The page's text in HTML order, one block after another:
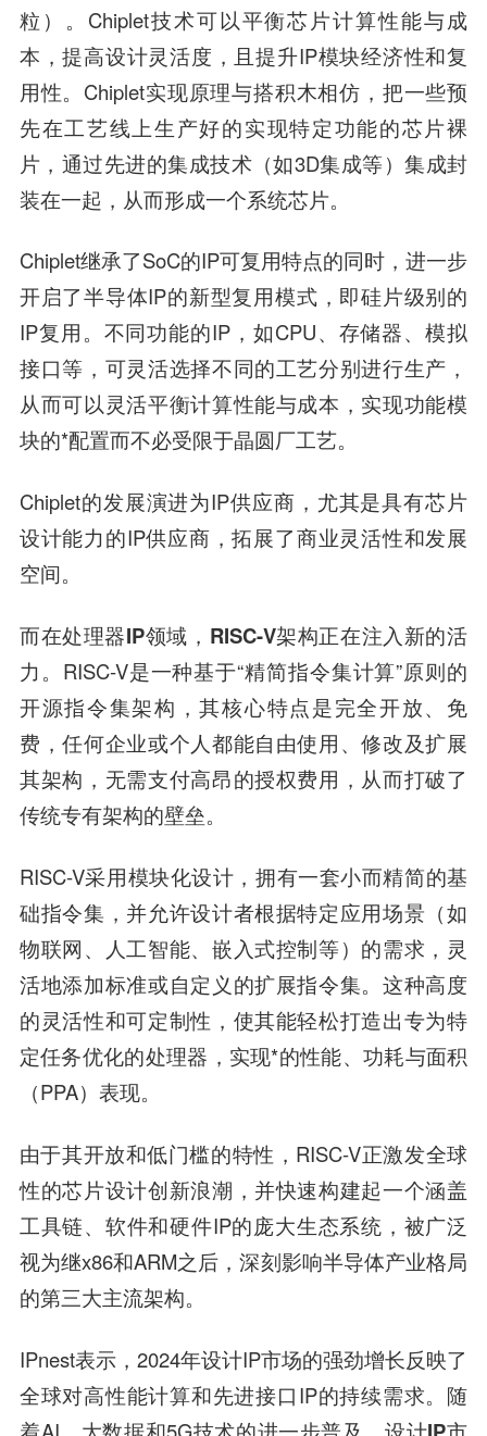
粒）
。Chiplet技术可以平衡芯片计算性能与成
本，提高设计灵活度，且提升IP模块经济性和复
用性。Chiplet实现原理与搭积木相仿，把一些预
先在工艺线上生产好的实现特定功能的芯片裸
片，通过先进的集成技术（如3D集成等）集成封
装在一起，从而形成一个系统芯片。
Chiplet继承了SoC的IP可复用特点的同时，进一步
开启了半导体IP的新型复用模式，即硅片级别的
IP复用。不同功能的IP，如CPU、存储器、模拟
接口等，可灵活选择不同的工艺分别进行生产，
从而可以灵活平衡计算性能与成本，实现功能模
块的*配置而不必受限于晶圆厂工艺。
Chiplet的发展演进为IP供应商，尤其是具有芯片
设计能力的IP供应商，拓展了商业灵活性和发展
空间。
而在处理器IP领域，RISC-V架构正在注入新的活
力。 RISC-V是一种基于“精简指令集计算”原则的
开源指令集架构，其核心特点是完全开放、免
费，任何企业或个人都能自由使用、修改及扩展
其架构，无需支付高昂的授权费用，从而打破了
传统专有架构的壁垒。
RISC-V采用模块化设计，拥有一套小而精简的基
础指令集，并允许设计者根据特定应用场景（如
物联网、人工智能、嵌入式控制等）的需求，灵
活地添加标准或自定义的扩展指令集。这种高度
的灵活性和可定制性，使其能轻松打造出专为特
定任务优化的处理器，实现*的性能、功耗与面积
（PPA）表现。
由于其开放和低门槛的特性，RISC-V正激发全球
性的芯片设计创新浪潮，并快速构建起一个涵盖
工具链、软件和硬件IP的庞大生态系统，被广泛
视为继x86和ARM之后，深刻影响半导体产业格局
的第三大主流架构。
IPnest表示，2024年设计IP市场的强劲增长反映了
全球对高性能计算和先进接口IP的持续需求。随